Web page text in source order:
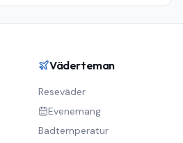
Väderteman
Reseväder
Evenemang
Badtemperatur